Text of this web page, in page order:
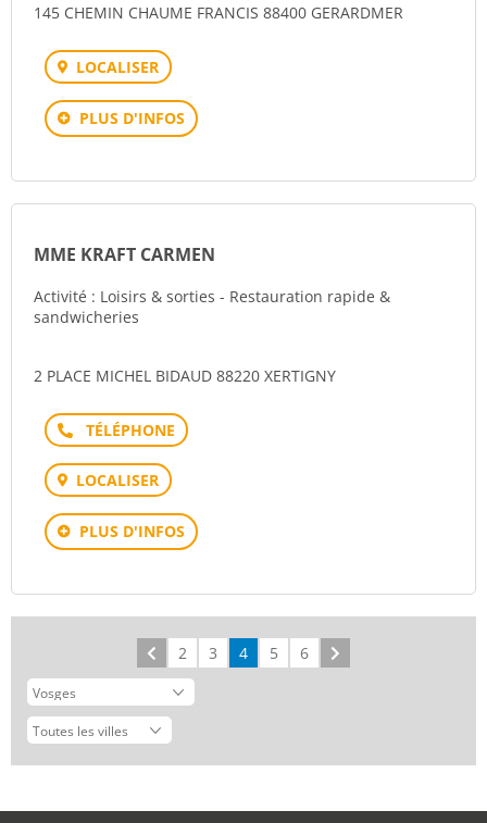
145 CHEMIN CHAUME FRANCIS 88400 GERARDMER
LOCALISER
PLUS D'INFOS
MME KRAFT CARMEN
Activité : Loisirs & sorties - Restauration rapide &
sandwicheries
2 PLACE MICHEL BIDAUD 88220 XERTIGNY
Téléphone
LOCALISER
PLUS D'INFOS
Précédent
2 3 4 5 6